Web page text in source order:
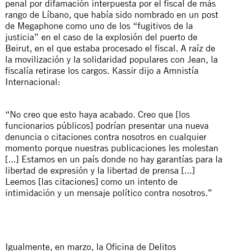
penal por difamación interpuesta por el fiscal de más
rango de Líbano, que había sido nombrado en un post
de Megaphone como uno de los “fugitivos de la
justicia” en el caso de la explosión del puerto de
Beirut, en el que estaba procesado el fiscal. A raíz de
la movilización y la solidaridad populares con Jean, la
fiscalía retirase los cargos. Kassir dijo a Amnistía
Internacional:
“No creo que esto haya acabado. Creo que [los
funcionarios públicos] podrían presentar una nueva
denuncia o citaciones contra nosotros en cualquier
momento porque nuestras publicaciones les molestan
[...] Estamos en un país donde no hay garantías para la
libertad de expresión y la libertad de prensa [...]
Leemos [las citaciones] como un intento de
intimidación y un mensaje político contra nosotros.”
Igualmente, en marzo, la Oficina de Delitos